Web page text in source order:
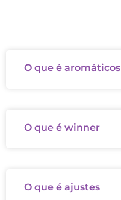
O que é aromáticos
O que é winner
O que é ajustes